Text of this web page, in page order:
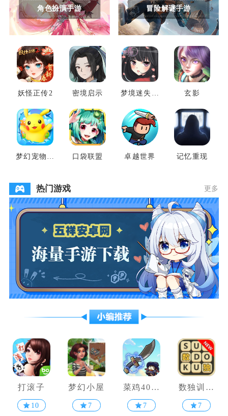
角色扮演手游 冒险解谜手游
妖怪正传2 密境启示
梦境迷失之
玄影
梦幻宠物联
口袋联盟 卓越世界 记忆重现
热门游戏 更多
打滚子
10
梦幻小屋
7
菜鸡40米
大砍刀
7
数独训练
营
7